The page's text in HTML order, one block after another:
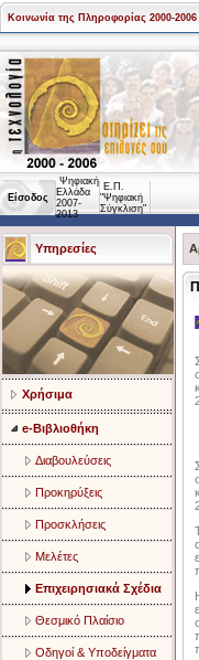
Κοινωνία της Πληροφορίας 2000-2006
Είσοδος
Ψηφιακή
Ελλάδα
2007-
2013
Ε.Π.
"Ψηφιακή
Σύγκλιση"
Υπηρεσίες
Χρήσιμα
e-Βιβλιοθήκη
Διαβουλεύσεις
Προκηρύξεις
Προσκλήσεις
Μελέτες
Επιχειρησιακά Σχέδια
Θεσμικό Πλαίσιο
Οδηγοί & Υποδείγματα